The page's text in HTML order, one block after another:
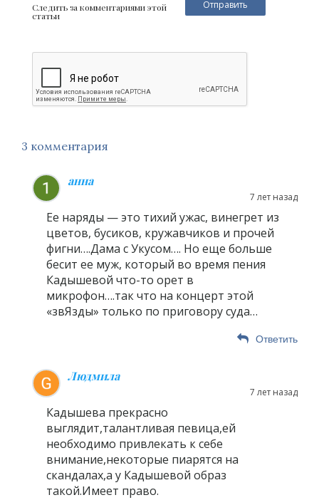
Следить за комментариями этой
статьи
3 комментария
анна
7 лет назад
Ее наряды — это тихий ужас, винегрет из
цветов, бусиков, кружавчиков и прочей
фигни….Дама с Укусом…. Но еще больше
бесит ее муж, который во время пения
Кадышевой что-то орет в
микрофон….так что на концерт этой
«звЯзды» только по приговору суда…
Ответить
Людмила
7 лет назад
Кадышева прекрасно
выглядит,талантливая певица,ей
необходимо привлекать к себе
внимание,некоторые пиарятся на
скандалах,а у Кадышевой образ
такой.Имеет право.